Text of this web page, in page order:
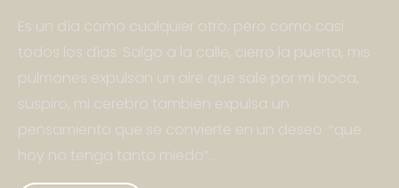
Es un día como cualquier otro, pero como casi
todos los días. Salgo a la calle, cierro la puerta, mis
pulmones expulsan un aire que sale por mi boca,
suspiro, mi cerebro también expulsa un
pensamiento que se convierte en un deseo: “que
hoy no tenga tanto miedo”...